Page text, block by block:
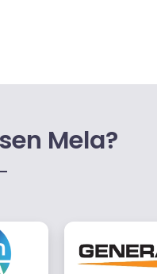
Mela?